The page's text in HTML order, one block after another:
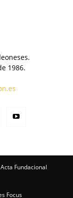
1986.
Acta Fundacional
Focus